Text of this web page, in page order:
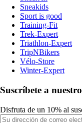
Sneakids
Sport is good
Training-Fit
Trek-Expert
Triathlon-Expert
TripNBikers
Vélo-Store
Winter-Expert
Suscríbete a
Disfruta de un 10% al